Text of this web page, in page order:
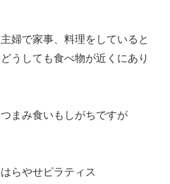
主婦で家事、料理をしていると
どうしても食べ物が近くにあり
つまみ食いもしがちですが
はらやせピラティス